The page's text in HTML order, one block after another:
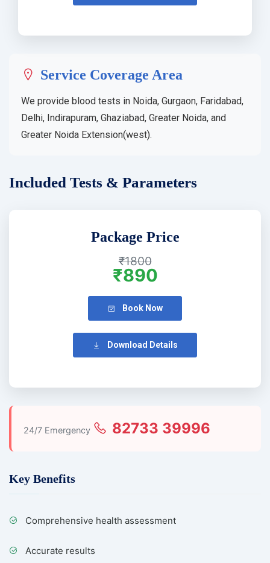
Service Coverage Area
We provide blood tests in Noida, Gurgaon, Faridabad,
Delhi, Indirapuram, Ghaziabad, Greater Noida, and
Greater Noida Extension(west).
Included Tests & Parameters
Package Price
₹1800
₹890
Book Now
Download Details
24/7 Emergency 82733 39996
Key Benefits
Comprehensive health assessment
Accurate results